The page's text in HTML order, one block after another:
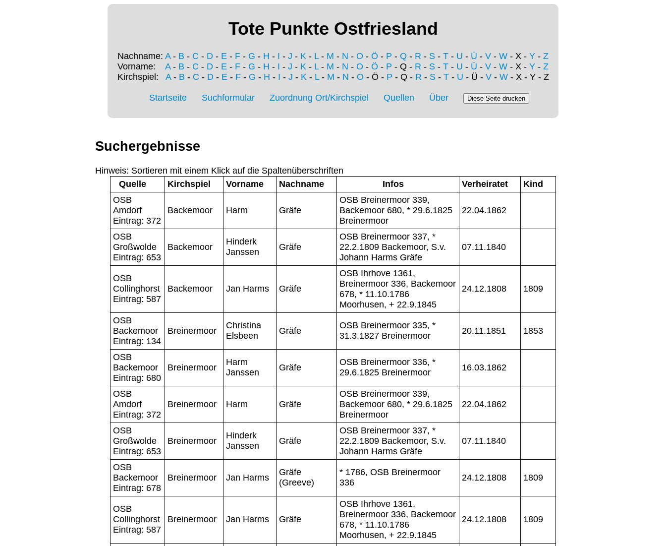
Tote Punkte Ostfriesland
Nachname: A- B - C - D - E - F - G - H - I - J - K - L- M - N - O - Ö - P - Q - R - S - T - U - Ü - V - W - X - Y - Z
Vorname: A- B - C - D - E - F - G - H - I - J - K - L- M - N - O - Ö - P - Q - R - S - T - U - Ü - V - W - X - Y - Z
Kirchspiel: A- B - C - D- E- F- G - H - I - J - K- L- M - N - O - Ö - P - Q - R - S- T- U - Ü - V- W- X - Y - Z
Startseite Suchformular Zuordnung Ort/Kirchspiel Quellen Über
Suchergebnisse
Hinweis: Sortieren mit einem Klick auf die Spaltenüberschriften
Quelle
Kirchspiel Vorname Nachname Infos Verheiratet
Kind
OSB
Amdorf
Eintrag: 372
Backemoor Harm Gräfe
OSB Breinermoor 339,
Backemoor 680, * 29.6.1825
Breinermoor
22.04.1862
OSB
Großwolde
Eintrag: 653
Backemoor
Hinderk
Janssen
Gräfe
OSB Breinermoor 337, *
22.2.1809 Backemoor, S.v.
Johann Harms Gräfe
07.11.1840
OSB
Collinghorst
Eintrag: 587
Backemoor Jan Harms Gräfe
OSB Ihrhove 1361,
Breinermoor 336, Backemoor
678, * 11.10.1786
Moorhusen, + 22.9.1845
24.12.1808 1809
OSB
Backemoor
Eintrag: 134
Breinermoor
Christina
Elsbeen
Gräfe
OSB Breinermoor 335, *
31.3.1827 Breinermoor
20.11.1851 1853
OSB
Backemoor
Eintrag: 680
Breinermoor
Harm
Janssen
Gräfe
OSB Breinermoor 336, *
29.6.1825 Breinermoor
16.03.1862
OSB
Amdorf
Eintrag: 372
Breinermoor Harm Gräfe
OSB Breinermoor 339,
Backemoor 680, * 29.6.1825
Breinermoor
22.04.1862
OSB
Großwolde
Eintrag: 653
Breinermoor
Hinderk
Janssen
Gräfe
OSB Breinermoor 337, *
22.2.1809 Backemoor, S.v.
Johann Harms Gräfe
07.11.1840
OSB
Backemoor
Eintrag: 678
Breinermoor Jan Harms
Gräfe
(Greeve)
* 1786, OSB Breinermoor
336
24.12.1808 1809
OSB
Collinghorst
Eintrag: 587
Breinermoor Jan Harms Gräfe
OSB Ihrhove 1361,
Breinermoor 336, Backemoor
678, * 11.10.1786
Moorhusen, + 22.9.1845
24.12.1808 1809